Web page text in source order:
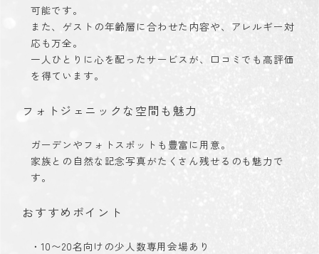
可能です。
また、ゲストの年齢層に合わせた内容や、アレルギー対
応も万全。
一人ひとりに心を配ったサービスが、口コミでも高評価
を得ています。
フォトジェニックな空間も魅力
ガーデンやフォトスポットも豊富に用意。
家族との自然な記念写真がたくさん残せるのも魅力で
す。
おすすめポイント
・10〜20名向けの少人数専用会場あり